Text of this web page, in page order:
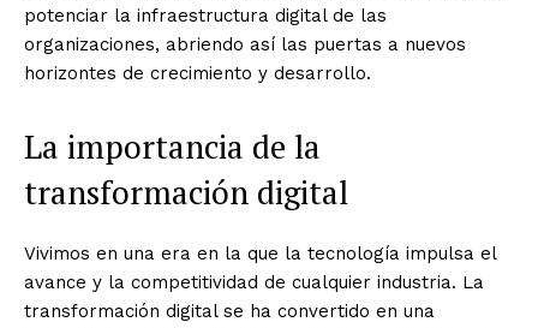
potenciar la infraestructura digital de las
organizaciones, abriendo así las puertas a nuevos
horizontes de crecimiento y desarrollo.
La importancia de la
transformación digital
Vivimos en una era en la que la tecnología impulsa el
avance y la competitividad de cualquier industria. La
transformación digital se ha convertido en una